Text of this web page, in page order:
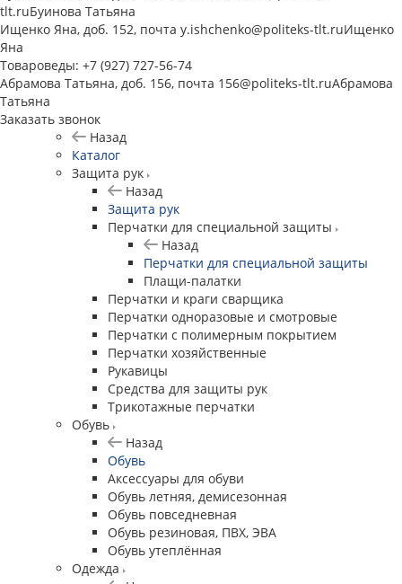
tlt.ruБуинова Татьяна
Ищенко Яна, доб. 152, почта y.ishchenko@politeks-tlt.ruИщенко
Яна
Товароведы: +7 (927) 727-56-74
Абрамова Татьяна, доб. 156, почта 156@politeks-tlt.ruАбрамова
Татьяна
Заказать звонок
Назад
Каталог
Защита рук
Назад
Защита рук
Перчатки для специальной защиты
Назад
Перчатки для специальной защиты
Плащи-палатки
Перчатки и краги сварщика
Перчатки одноразовые и смотровые
Перчатки с полимерным покрытием
Перчатки хозяйственные
Рукавицы
Средства для защиты рук
Трикотажные перчатки
Обувь
Назад
Обувь
Аксессуары для обуви
Обувь летняя, демисезонная
Обувь повседневная
Обувь резиновая, ПВХ, ЭВА
Обувь утеплённая
Одежда